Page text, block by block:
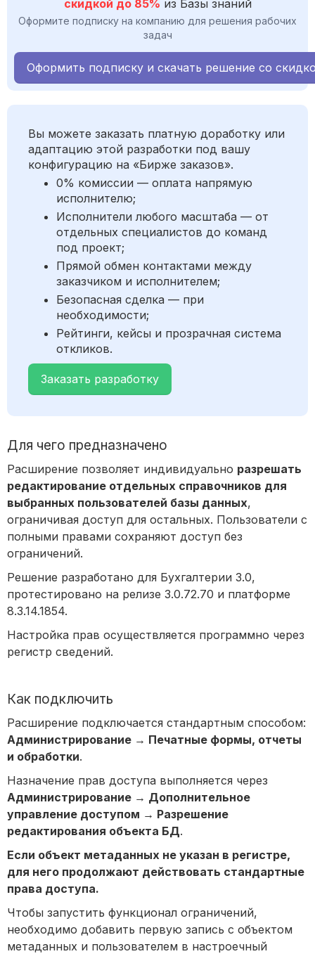
скидкой до 85% из Базы знаний
Оформите подписку на компанию для решения рабочих
задач
Оформить подписку и скачать решение со
Вы можете заказать платную доработку или
адаптацию этой разработки под вашу
конфигурацию на «Бирже заказов».
0% комиссии — оплата напрямую
исполнителю;
Исполнители любого масштаба — от
отдельных специалистов до команд
под проект;
Прямой обмен контактами между
заказчиком и исполнителем;
Безопасная сделка — при
необходимости;
Рейтинги, кейсы и прозрачная система
откликов.
Заказать разработку
Для чего предназначено
Расширение позволяет индивидуально разрешать
редактирование отдельных справочников для
выбранных пользователей базы данных,
ограничивая доступ для остальных. Пользователи с
полными правами сохраняют доступ без
ограничений.
Решение разработано для Бухгалтерии 3.0,
протестировано на релизе 3.0.72.70 и платформе
8.3.14.1854.
Настройка прав осуществляется программно через
регистр сведений.
Как подключить
Расширение подключается стандартным способом:
Администрирование → Печатные формы, отчеты
и обработки.
Назначение прав доступа выполняется через
Администрирование → Дополнительное
управление доступом → Разрешение
редактирования объекта БД.
Если объект метаданных не указан в регистре,
для него продолжают действовать стандартные
права доступа.
Чтобы запустить функционал ограничений,
необходимо добавить первую запись с объектом
метаданных и пользователем в настроечный